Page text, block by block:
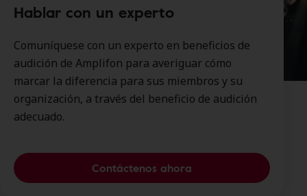
Hablar con un experto
Comuníquese con un experto en beneficios de
audición de Amplifon para averiguar cómo
marcar la diferencia para sus miembros y su
organización, a través del beneficio de audición
adecuado.
Contáctenos ahora